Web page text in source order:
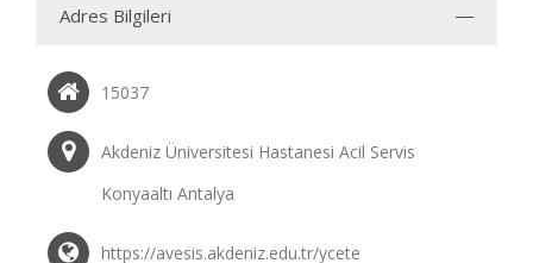
Adres Bilgileri
15037
Akdeniz Üniversitesi Hastanesi Acil Servis
Konyaaltı Antalya
https://avesis.akdeniz.edu.tr/ycete